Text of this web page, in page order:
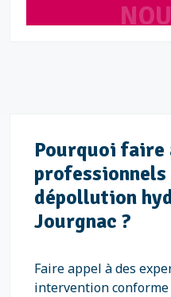
Pourquoi faire
dépollution
Jourgnac ?
Faire appel à des
intervention